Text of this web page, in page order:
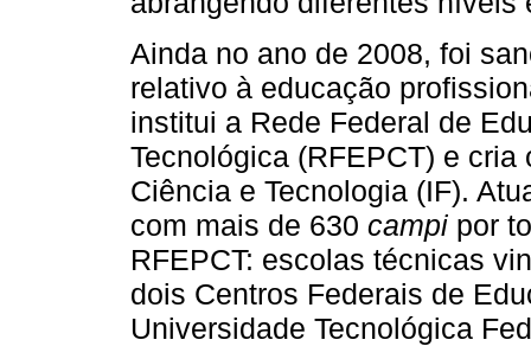
Ainda no ano de 2008, foi
relativo à educação
institui a Rede Federal de
Tecnológica (RFEPCT) e
Ciência e Tecnologia (IF).
com mais de 630 campi por
RFEPCT: escolas técnicas
dois Centros Federais de
Universidade Tecnológica